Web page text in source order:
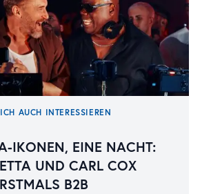
AUCH INTERESSIEREN
IKONEN, EINE NACHT:
UND CARL COX
B2B